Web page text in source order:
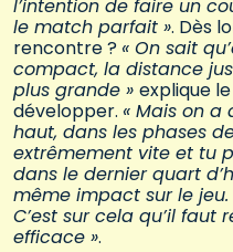
l’intention de faire un
le match parfait ». Dès
rencontre ?« On sait
compact, la distance
plus grande » explique
développer. « Mais on a
haut, dans les phases
extrêmement vite et tu
dans le dernier quart
même impact sur le
C’est sur cela qu’il faut
efficace ».